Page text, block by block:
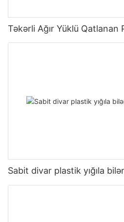
Təkərli Ağır Yüklü Qatlanan
Sabit divar plastik yığıla